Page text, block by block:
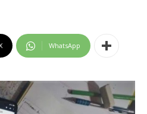
WhatsApp